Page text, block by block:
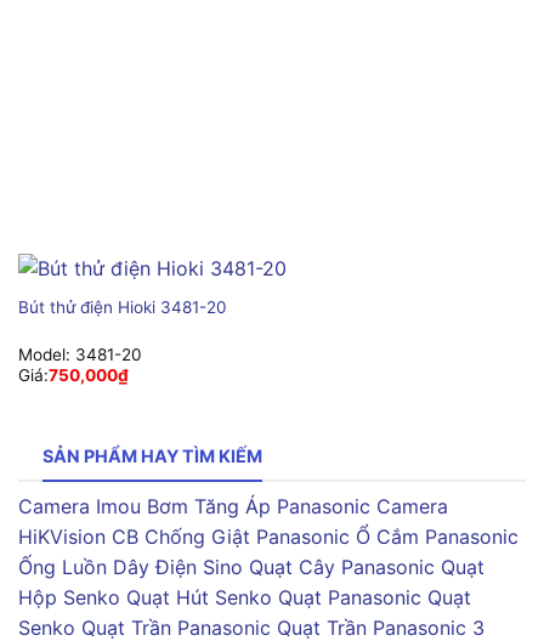
Bút thử điện Hioki 3481-20
Model: 3481-20
Giá:750,000₫
SẢN PHẨM HAY TÌM KIẾM
Camera Imou Bơm Tăng Áp Panasonic Camera
HiKVision CB Chống Giật Panasonic Ổ Cắm Panasonic
Ống Luồn Dây Điện Sino Quạt Cây Panasonic Quạt
Hộp Senko Quạt Hút Senko Quạt Panasonic Quạt
Senko Quạt Trần Panasonic Quạt Trần Panasonic 3